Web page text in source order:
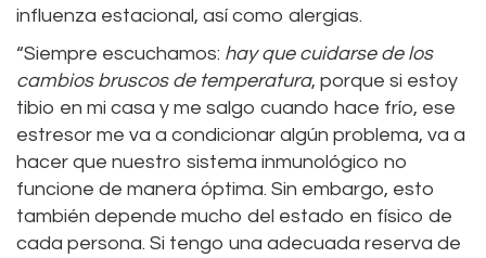
influenza estacional, así como alergias.
“Siempre escuchamos: hay que cuidarse de los
cambios bruscos de temperatura, porque si estoy
tibio en mi casa y me salgo cuando hace frío, ese
estresor me va a condicionar algún problema, va a
hacer que nuestro sistema inmunológico no
funcione de manera óptima. Sin embargo, esto
también depende mucho del estado en físico de
cada persona. Si tengo una adecuada reserva de